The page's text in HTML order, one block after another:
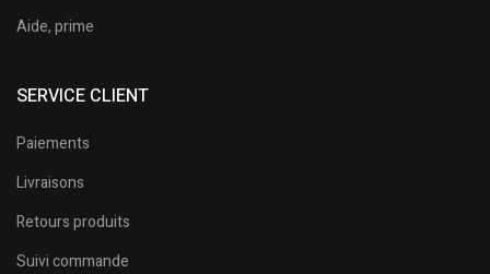
Aide, prime
SERVICE CLIENT
Paiements
Livraisons
Retours produits
Suivi commande